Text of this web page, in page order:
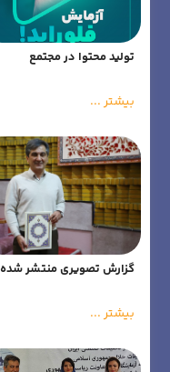
تولید محتوا در مجتمع
بیشتر ...
گزارش تصویری منتشر شده
مراسم اهدای لوح به
آزمایشگاههای برتر
بیشتر ...